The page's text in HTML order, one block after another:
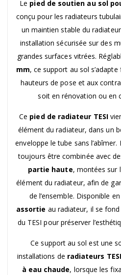
Le pied de soutien au sol
conçu pour les radiateurs
un maintien stable du
installation sécurisée sur des
grandes surfaces vitrées.
mm, ce support au sol
hauteurs de pose et aux
soit en rénovation ou en
Ce pied de radiateur TESI
élément du radiateur, dans un
enveloppe le tube sans
toujours être combinée avec
partie haute, montées sur
élément du radiateur, afin de
de l’ensemble. Disponible en
assortie au radiateur, il se
du TESI pour préserver
Ce support au sol est une
installations de radiateurs
à eau chaude, lorsque les